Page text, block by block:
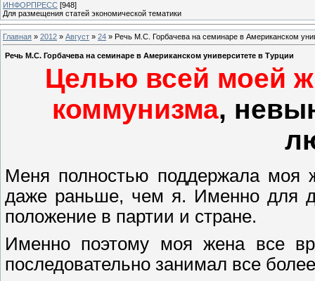
ИНФОРПРЕСС [948]
Для размещения статей экономической тематики
Главная » 2012 » Август » 24 » Речь М.С. Горбачева на семинаре в Американском
Речь М.С. Горбачева на семинаре в Американском университете в Турции
Целью всей моей
коммунизма,
Меня полностью поддержала моя
даже раньше, чем я. Именно для
положение в партии и стране.
Именно поэтому моя жена все
последовательно занимал все